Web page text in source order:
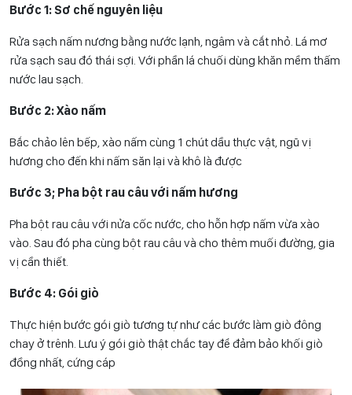
Bước 1: Sơ chế nguyên liệu
Rửa sạch nấm nương bằng nước lạnh, ngâm và cắt nhỏ. Lá mơ
rửa sạch sau đó thái sợi. Với phần lá chuối dùng khăn mềm thấm
nước lau sạch.
Bước 2: Xào nấm
Bắc chảo lên bếp, xào nấm cùng 1 chút dầu thực vật, ngũ vị
hương cho đến khi nấm săn lại và khô là được
Bước 3; Pha bột rau câu với nấm hương
Pha bột rau câu với nửa cốc nước, cho hỗn hợp nấm vừa xào
vào. Sau đó pha cùng bột rau câu và cho thêm muối đường, gia
vị cần thiết.
Bước 4: Gói giò
Thực hiện bước gói giò tương tự như các bước làm giò đông
chay ở trênh. Lưu ý gói giò thật chắc tay để đảm bảo khối giò
đồng nhất, cứng cáp